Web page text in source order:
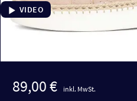
VIDEO
89,00 € inkl. MwSt.